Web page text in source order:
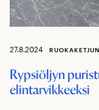
27.8.2024
Rypsiöljyn
elintarvikkeeksi